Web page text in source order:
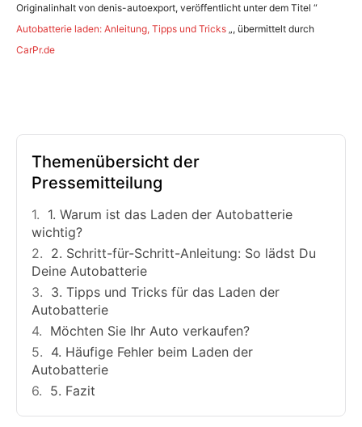
Originalinhalt von denis-autoexport, veröffentlicht unter dem Titel “
Autobatterie laden: Anleitung, Tipps und Tricks „, übermittelt durch
CarPr.de
Themenübersicht der
Pressemitteilung
1. Warum ist das Laden der Autobatterie
wichtig?
2. Schritt-für-Schritt-Anleitung: So lädst Du
Deine Autobatterie
3. Tipps und Tricks für das Laden der
Autobatterie
Möchten Sie Ihr Auto verkaufen?
4. Häufige Fehler beim Laden der
Autobatterie
5. Fazit